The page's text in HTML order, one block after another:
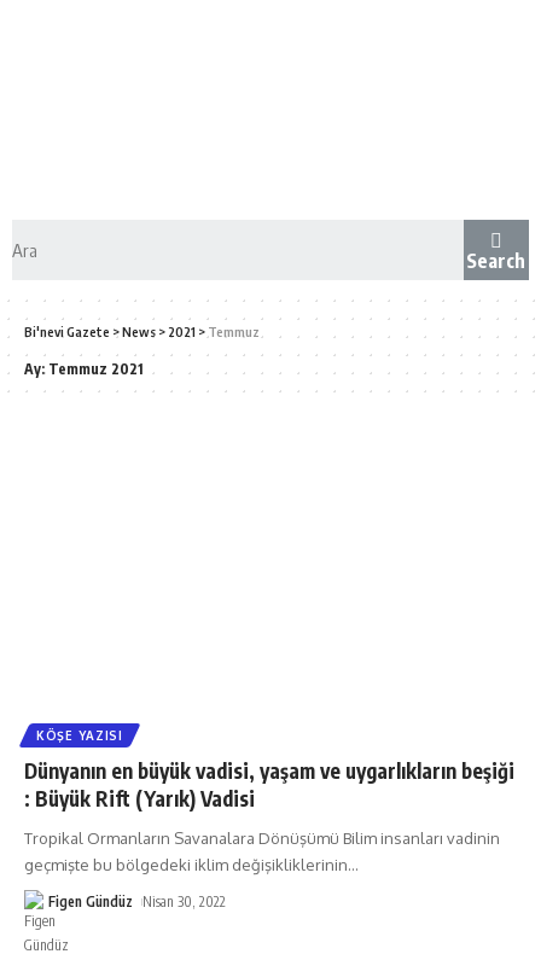
Search
Bi'nevi Gazete >News > 2021 > Temmuz
Ay: Temmuz 2021
KÖŞE YAZISI
Dünyanın en büyük vadisi, yaşam ve uygarlıkların beşiği
: Büyük Rift (Yarık) Vadisi
Tropikal Ormanların Savanalara Dönüşümü Bilim insanları vadinin
geçmişte bu bölgedeki iklim değişikliklerinin…
Figen Gündüz Nisan 30, 2022